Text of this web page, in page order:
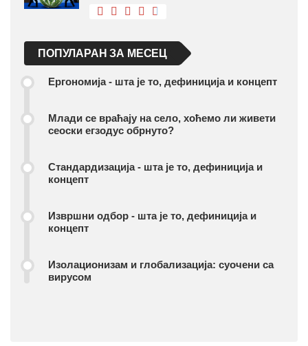
ПОПУЛАРАН ЗА МЕСЕЦ
Ергономија - шта је то, дефиниција и концепт
Млади се враћају на село, хоћемо ли живети
сеоски егзодус обрнуто?
Стандардизација - шта је то, дефиниција и
концепт
Извршни одбор - шта је то, дефиниција и
концепт
Изолационизам и глобализација: суочени са
вирусом